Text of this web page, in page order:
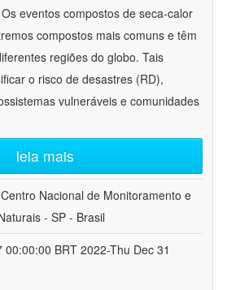
eventos compostos de seca-calor
compostos mais comuns e têm
regiões do globo. Tais
o risco de desastres (RD),
vulneráveis e comunidades
leia mais
Centro Nacional de Monitoramento e
- SP - Brasil
00:00:00 BRT 2022-Thu Dec 31